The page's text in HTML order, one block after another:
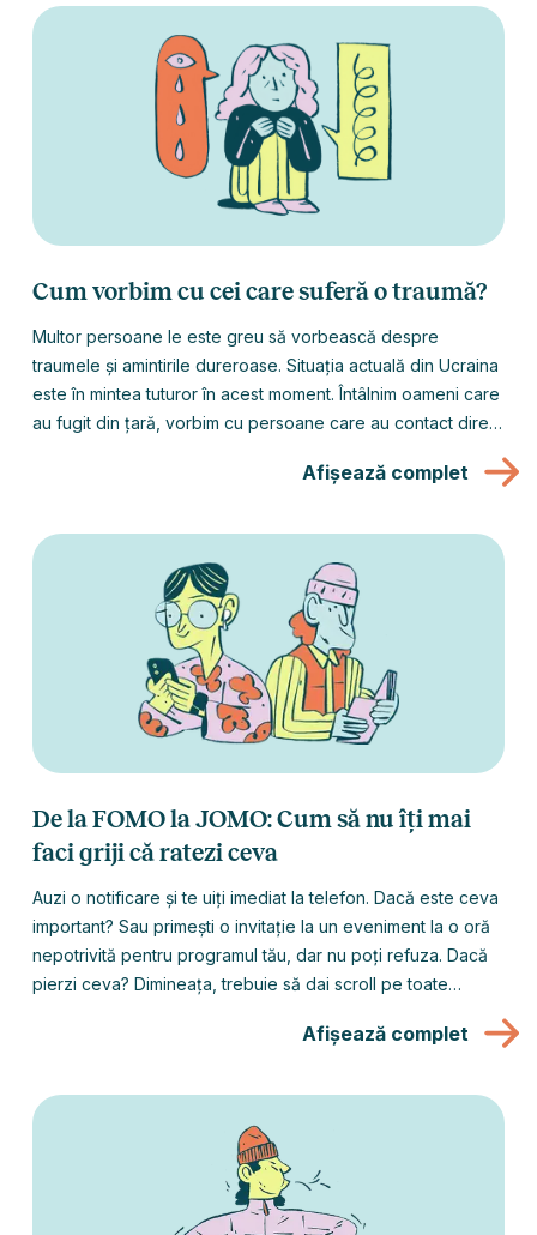
Cum vorbim cu cei care suferă o traumă?
Multor persoane le este greu să vorbească despre
traumele și amintirile dureroase. Situația actuală din Ucraina
este în mintea tuturor în acest moment. Întâlnim oameni care
au fugit din țară, vorbim cu persoane care au contact direct
Afișează complet
De la FOMO la JOMO: Cum să nu îți mai
faci griji că ratezi ceva
Auzi o notificare și te uiți imediat la telefon. Dacă este ceva
important? Sau primești o invitație la un eveniment la o oră
nepotrivită pentru programul tău, dar nu poți refuza. Dacă
pierzi ceva? Dimineața, trebuie să dai scroll pe toate
Afișează complet